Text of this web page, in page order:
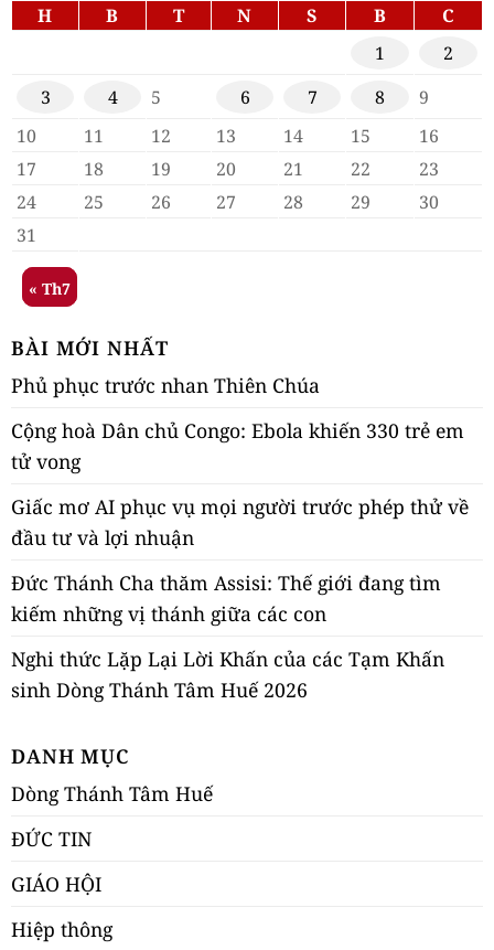
H B T N S B
C
1
2
3
4 5 6 7 8
9
10
11 12 13 14 15
16
17
18 19 20 21 22
23
24
25 26 27 28 29
30
31
« Th7
BÀI MỚI NHẤT
Phủ phục trước nhan Thiên Chúa
Cộng hoà Dân chủ Congo: Ebola khiến 330 trẻ em
tử vong
Giấc mơ AI phục vụ mọi người trước phép thử về
đầu tư và lợi nhuận
Đức Thánh Cha thăm Assisi: Thế giới đang tìm
kiếm những vị thánh giữa các con
Nghi thức Lặp Lại Lời Khấn của các Tạm Khấn
sinh Dòng Thánh Tâm Huế 2026
DANH MỤC
Dòng Thánh Tâm Huế
ĐỨC TIN
GIÁO HỘI
Hiệp thông